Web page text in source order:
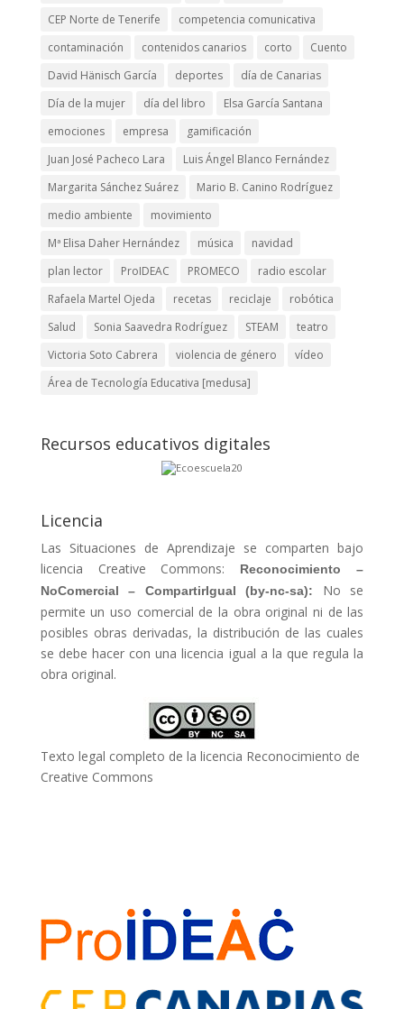
CEP Norte de Tenerife
competencia comunicativa
contaminación
contenidos canarios corto
Cuento
David Hänisch García
deportes
día de Canarias
Día de la mujer
día del libro
Elsa García Santana
emociones
empresa
gamificación
Juan José Pacheco Lara
Luis Ángel Blanco Fernández
Margarita Sánchez Suárez
Mario B. Canino Rodríguez
medio ambiente
movimiento
Mª Elisa Daher Hernández
música
navidad
plan lector
ProIDEAC PROMECO
radio escolar
Rafaela Martel Ojeda
recetas reciclaje
robótica
Salud
Sonia Saavedra Rodríguez STEAM
teatro
Victoria Soto Cabrera
violencia de género
vídeo
Área de Tecnología Educativa [medusa]
Recursos educativos digitales
Licencia
Las Situaciones de Aprendizaje se comparten bajo
licencia Creative Commons:
Reconocimiento –
NoComercial – CompartirIgual
(by-nc-sa): No se
permite un uso comercial de la obra original ni de las
posibles obras derivadas, la distribución de las cuales
se debe hacer con una licencia igual a la que regula la
obra original.
Texto legal completo de la licencia Reconocimiento de
Creative Commons